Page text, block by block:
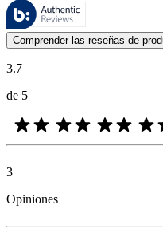
Estas reseñas las gestiona
Las opiniones de los clientes
Comprender las reseñas de
3.7
de 5
3
Opiniones